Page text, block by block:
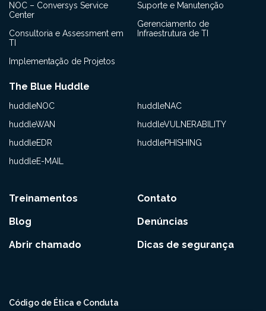
NOC – Conversys Service
Center
Consultoria e Assessment em
TI
Implementação de Projetos
Suporte e Manutenção
Gerenciamento de
Infraestrutura de TI
The Blue Huddle
huddleNOC
huddleWAN
huddleEDR
huddleE-MAIL
huddleNAC
huddleVULNERABILITY
huddlePHISHING
Treinamentos
Blog
Abrir chamado
Contato
Denúncias
Dicas de segurança
Código de Ética e Conduta